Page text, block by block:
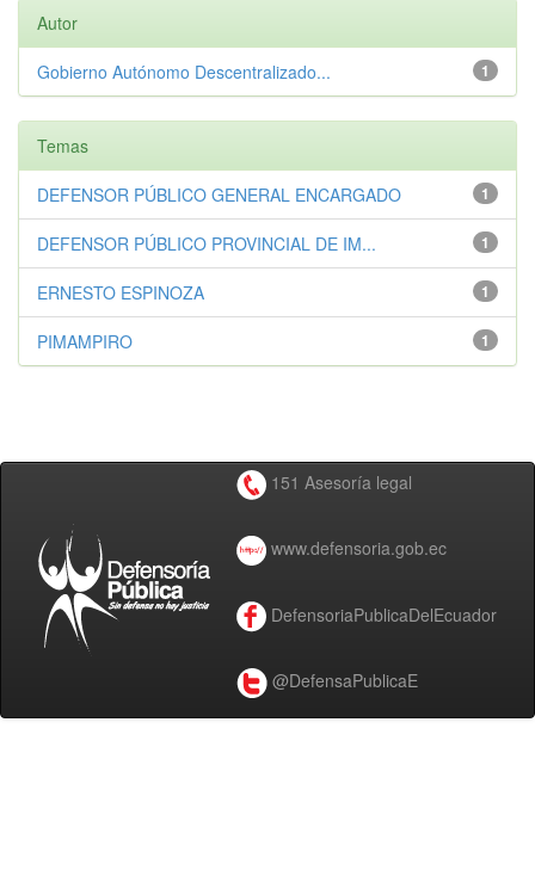
Autor
1
Gobierno Autónomo Descentralizado...
Temas
1
DEFENSOR PÚBLICO GENERAL ENCARGADO
1
DEFENSOR PÚBLICO PROVINCIAL DE IM...
1
ERNESTO ESPINOZA
1
PIMAMPIRO
151 Asesoría legal
www.defensoria.gob.ec
DefensoriaPublicaDelEcuador
@DefensaPublicaE